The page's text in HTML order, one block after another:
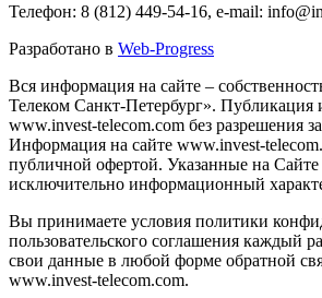
Телефон: 8 (812) 449-54-16, e-mail:
Разработано в Web-Progress
Вся информация на сайте –
Телеком Санкт-Петербург». Публикация
www.invest-telecom.com без разрешения
Информация на сайте www.invest-
публичной офертой. Указанные на
исключительно информационный
Вы принимаете условия политики
пользовательского соглашения каждый
свои данные в любой форме обратной
www.invest-telecom.com.